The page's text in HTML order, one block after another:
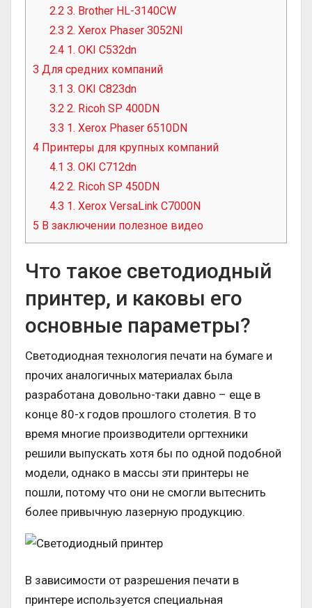
2.2 3. Brother HL-3140CW
2.3 2. Xerox Phaser 3052NI
2.4 1. OKI C532dn
3 Для средних компаний
3.1 3. OKI C823dn
3.2 2. Ricoh SP 400DN
3.3 1. Xerox Phaser 6510DN
4 Принтеры для крупных компаний
4.1 3. OKI C712dn
4.2 2. Ricoh SP 450DN
4.3 1. Xerox VersaLink C7000N
5 В заключении полезное видео
Что такое светодиодный
принтер, и каковы его
основные параметры?
Светодиодная технология печати на бумаге и
прочих аналогичных материалах была
разработана довольно-таки давно – еще в
конце 80-х годов прошлого столетия. В то
время многие производители оргтехники
решили выпускать хотя бы по одной подобной
модели, однако в массы эти принтеры не
пошли, потому что они не смогли вытеснить
более привычную лазерную продукцию.
В зависимости от разрешения печати в
принтере используется специальная